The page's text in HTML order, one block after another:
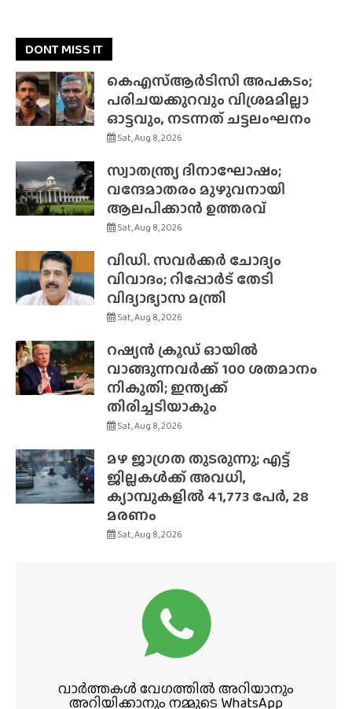
DONT MISS IT
കെഎസ്ആർടിസി അപകടം;
പരിചയക്കുറവും വിശ്രമമില്ലാ
ഓട്ടവും, നടന്നത് ചട്ടലംഘനം
Sat, Aug 8, 2026
സ്വാതന്ത്ര്യ ദിനാഘോഷം;
വന്ദേമാതരം മുഴുവനായി
ആലപിക്കാൻ ഉത്തരവ്
Sat, Aug 8, 2026
വിഡി. സവർക്കർ ചോദ്യം
വിവാദം; റിപ്പോർട് തേടി
വിദ്യാഭ്യാസ മന്ത്രി
Sat, Aug 8, 2026
റഷ്യൻ ക്രൂഡ് ഓയിൽ
വാങ്ങുന്നവർക്ക് 100 ശതമാനം
നികുതി; ഇന്ത്യക്ക്
തിരിച്ചടിയാകും
Sat, Aug 8, 2026
മഴ ജാഗ്രത തുടരുന്നു; എട്ട്
ജില്ലകൾക്ക് അവധി,
ക്യാമ്പുകളിൽ 41,773 പേർ, 28
മരണം
Sat, Aug 8, 2026
വാർത്തകൾ വേഗത്തിൽ അറിയാനും
അറിയിക്കാനും നമ്മുടെ WhatsApp